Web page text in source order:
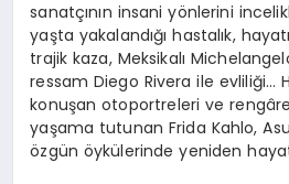
sanatçının insani yönlerini
yaşta yakalandığı hastalık,
trajik kaza, Meksikalı
ressam Diego Rivera ile evliliği…
konuşan otoportreleri ve
yaşama tutunan Frida Kahlo,
özgün öykülerinde yeniden